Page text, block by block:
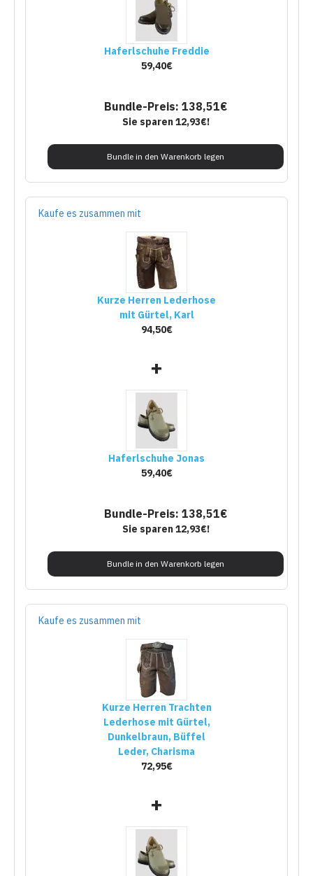
Haferlschuhe Freddie
59,40€
Bundle-Preis: 138,51€
Sie sparen 12,93€!
Bundle in den Warenkorb legen
Kaufe es zusammen mit
Kurze Herren Lederhose
mit Gürtel, Karl
94,50€
+
Haferlschuhe Jonas
59,40€
Bundle-Preis: 138,51€
Sie sparen 12,93€!
Bundle in den Warenkorb legen
Kaufe es zusammen mit
Kurze Herren Trachten
Lederhose mit Gürtel,
Dunkelbraun, Büffel
Leder, Charisma
72,95€
+